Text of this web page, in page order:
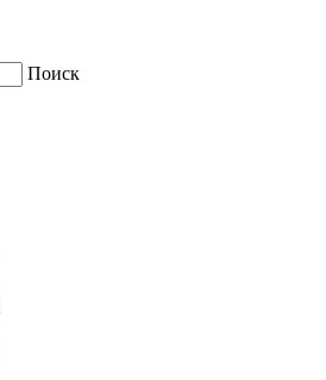
Поиск